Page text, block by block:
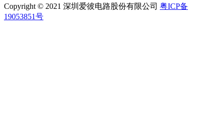
Copyright © 2021 深圳爱彼电路股份有限公司 粤ICP备
19053851号